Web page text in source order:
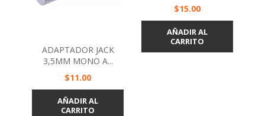
ADAPTADOR JACK
3,5MM MONO A...
Precio
$11.00
AÑADIR AL
CARRITO
Precio
$15.00
AÑADIR AL
CARRITO